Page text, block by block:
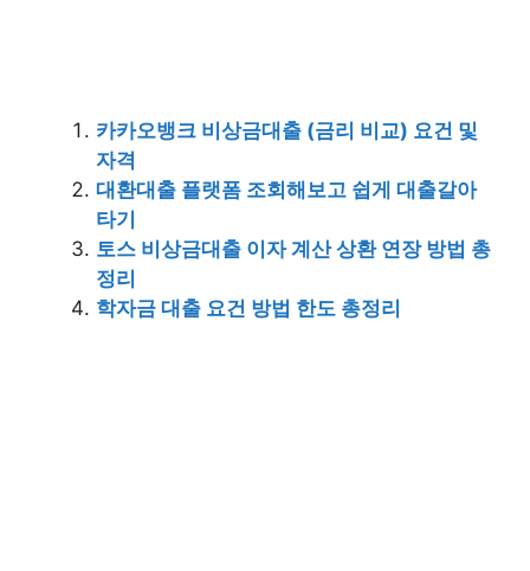
카카오뱅크 비상금대출 (금리 비교) 요건 및
자격
대환대출 플랫폼 조회해보고 쉽게 대출갈아
타기
토스 비상금대출 이자 계산 상환 연장 방법 총
정리
학자금 대출 요건 방법 한도 총정리